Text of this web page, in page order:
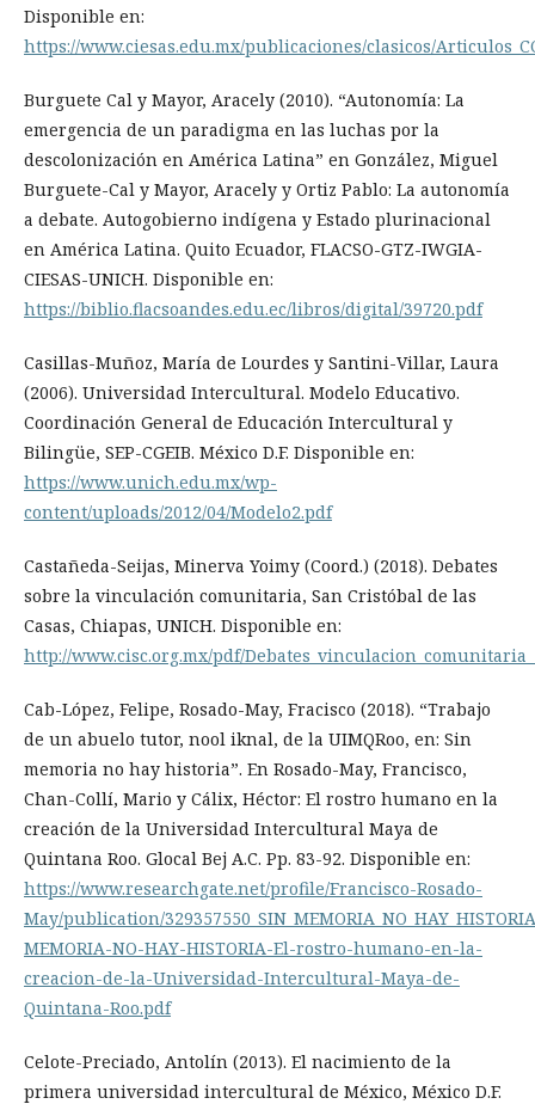
Disponible en:
https://www.ciesas.edu.mx/publicaciones/clasicos/
Burguete Cal y Mayor, Aracely (2010). “Autonomía: La
emergencia de un paradigma en las luchas por la
descolonización en América Latina” en González, Miguel
Burguete-Cal y Mayor, Aracely y Ortiz Pablo: La autonomía
a debate. Autogobierno indígena y Estado plurinacional
en América Latina. Quito Ecuador, FLACSO-GTZ-IWGIA-
CIESAS-UNICH. Disponible en:
https://biblio.flacsoandes.edu.ec/libros/digital/39720.pdf
Casillas-Muñoz, María de Lourdes y Santini-Villar, Laura
(2006). Universidad Intercultural. Modelo Educativo.
Coordinación General de Educación Intercultural y
Bilingüe, SEP-CGEIB. México D.F. Disponible en:
https://www.unich.edu.mx/wp-
content/uploads/2012/04/Modelo2.pdf
Castañeda-Seijas, Minerva Yoimy (Coord.) (2018). Debates
sobre la vinculación comunitaria, San Cristóbal de las
Casas, Chiapas, UNICH. Disponible en:
http://www.cisc.org.mx/pdf/
Cab-López, Felipe, Rosado-May, Fracisco (2018). “Trabajo
de un abuelo tutor, nool iknal, de la UIMQRoo, en: Sin
memoria no hay historia”. En Rosado-May, Francisco,
Chan-Collí, Mario y Cálix, Héctor: El rostro humano en la
creación de la Universidad Intercultural Maya de
Quintana Roo. Glocal Bej A.C. Pp. 83-92. Disponible en:
https://www.researchgate.net/profile/Francisco-Rosado-
May/publication/
MEMORIA-NO-HAY-HISTORIA-El-rostro-humano-en-la-
creacion-de-la-Universidad-Intercultural-Maya-de-
Quintana-Roo.pdf
Celote-Preciado, Antolín (2013). El nacimiento de la
primera universidad intercultural de México, México D.F.